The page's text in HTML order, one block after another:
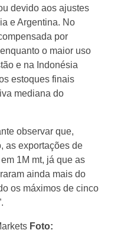
devido aos ajustes
e Argentina. No
por
o maior uso
e na Indonésia
estoques finais
mediana do
observar que,
as exportações de
1M mt, já que as
ainda mais do
os máximos de cinco
Foto: